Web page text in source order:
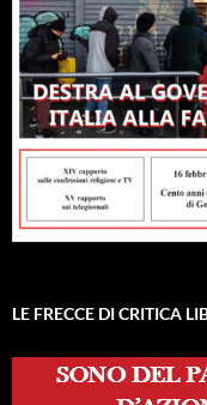
LE FRECCE DI CRITICA